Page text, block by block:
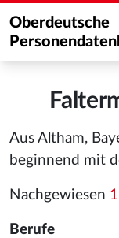
Oberdeutsche
Aus Altham,
beginnend mit
Nachgewiesen
Berufe